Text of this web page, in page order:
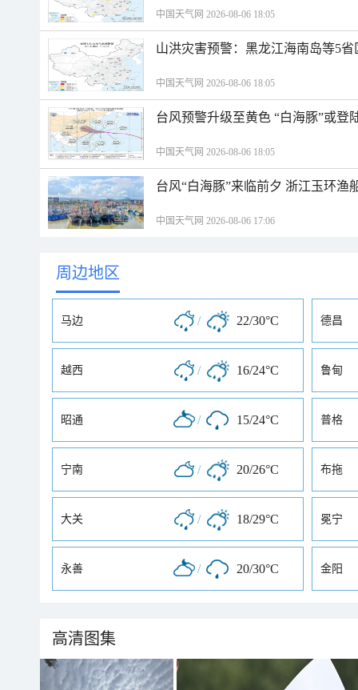
中国天气网 2026-08-06 18:05
山洪灾害预警：黑龙江海南岛等5
中国天气网 2026-08-06 18:05
台风预警升级至黄色 “白海豚”或登
中国天气网 2026-08-06 18:05
台风“白海豚”来临前夕 浙江玉环渔
中国天气网 2026-08-06 17:06
周边地区
马边 / 22/30°C 德昌
越西 / 16/24°C 鲁甸
昭通 / 15/24°C 普格
宁南 / 20/26°C 布拖
大关 / 18/29°C 冕宁
永善 / 20/30°C 金阳
高清图集